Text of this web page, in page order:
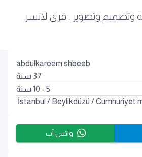
وتصميم وتصوير . فري لانسر
abdulkareem shbeeb
37 سنة
5 - 10 سنة
İstanbul / Beylikdüzü /Cumhuriyet
واتس آب